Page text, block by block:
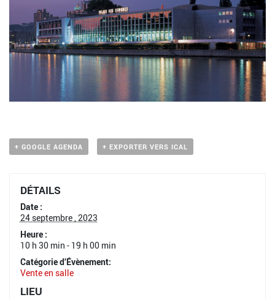
+ GOOGLE AGENDA + EXPORTER VERS ICAL
DÉTAILS
Date :
24 septembre , 2023
Heure :
10 h 30 min - 19 h 00 min
Catégorie d’Évènement:
Vente en salle
LIEU